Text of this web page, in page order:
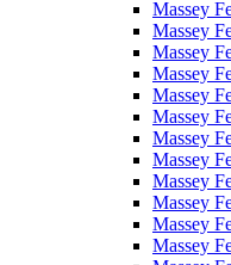
Massey
Massey
Massey
Massey
Massey
Massey
Massey
Massey
Massey
Massey
Massey
Massey